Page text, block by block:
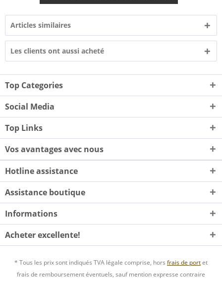
Articles similaires
Les clients ont aussi acheté
Top Categories
Social Media
Top Links
Vos avantages avec nous
Hotline assistance
Assistance boutique
Informations
Acheter excellente!
* Tous les prix sont indiqués TVA légale comprise, hors frais de portet
frais de remboursement éventuels, sauf mention expresse contraire